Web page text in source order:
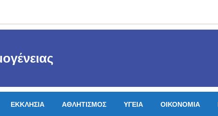
ΕΚΚΛΗΣΙΑ ΑΘΛΗΤΙΣΜΟΣ ΥΓΕΙΑ ΟΙΚΟΝΟΜΙΑ